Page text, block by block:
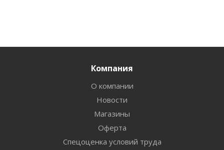
Компания
О компании
Новости
Магазины
Оферта
Спецоценка условий труда